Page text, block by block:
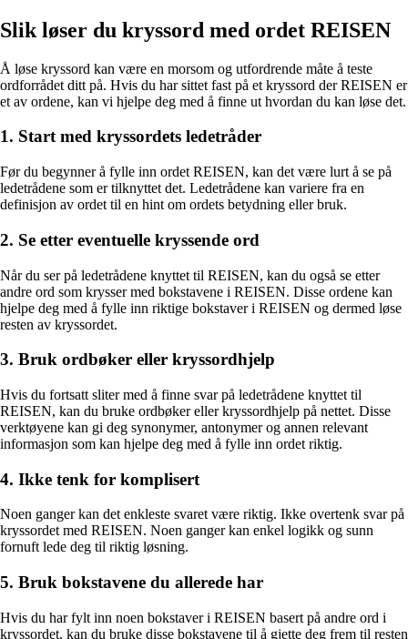
Slik løser du kryssord med ordet REISEN
Å løse kryssord kan være en morsom og utfordrende måte å teste
ordforrådet ditt på. Hvis du har sittet fast på et kryssord der REISEN er
et av ordene, kan vi hjelpe deg med å finne ut hvordan du kan løse det.
1. Start med kryssordets ledetråder
Før du begynner å fylle inn ordet REISEN, kan det være lurt å se på
ledetrådene som er tilknyttet det. Ledetrådene kan variere fra en
definisjon av ordet til en hint om ordets betydning eller bruk.
2. Se etter eventuelle kryssende ord
Når du ser på ledetrådene knyttet til REISEN, kan du også se etter
andre ord som krysser med bokstavene i REISEN. Disse ordene kan
hjelpe deg med å fylle inn riktige bokstaver i REISEN og dermed løse
resten av kryssordet.
3. Bruk ordbøker eller kryssordhjelp
Hvis du fortsatt sliter med å finne svar på ledetrådene knyttet til
REISEN, kan du bruke ordbøker eller kryssordhjelp på nettet. Disse
verktøyene kan gi deg synonymer, antonymer og annen relevant
informasjon som kan hjelpe deg med å fylle inn ordet riktig.
4. Ikke tenk for komplisert
Noen ganger kan det enkleste svaret være riktig. Ikke overtenk svar på
kryssordet med REISEN. Noen ganger kan enkel logikk og sunn
fornuft lede deg til riktig løsning.
5. Bruk bokstavene du allerede har
Hvis du har fylt inn noen bokstaver i REISEN basert på andre ord i
kryssordet, kan du bruke disse bokstavene til å gjette deg frem til resten